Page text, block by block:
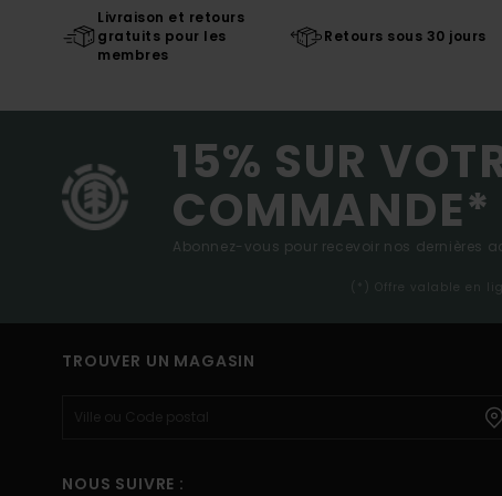
Livraison et retours
gratuits pour les
membres
Retours sous 30 jours
15% SUR
COMMANDE*
Abonnez-vous pour recevoir nos dernières
(*) Offre valable en
TROUVER UN MAGASIN
NOUS SUIVRE :